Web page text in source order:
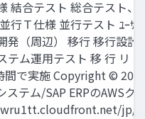
結合テスト 総合テスト
行Ｔ仕様 並行テスト ﾕｰｻ
発（周辺） 移行 移行設
テム運用テスト 移 行
間で実施 Copyright ©
ステム/SAP ERPのAWSク
jp/